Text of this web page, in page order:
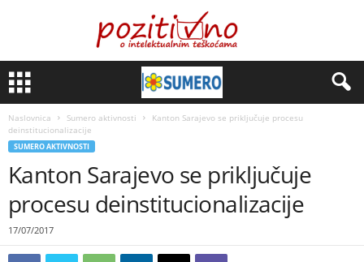
Naslovnica Sumero aktivnosti
Kanton Sarajevo se priključuje procesu
deinstitucionalizacije
SUMERO AKTIVNOSTI
Kanton Sarajevo se priključuje
procesu deinstitucionalizacije
17/07/2017